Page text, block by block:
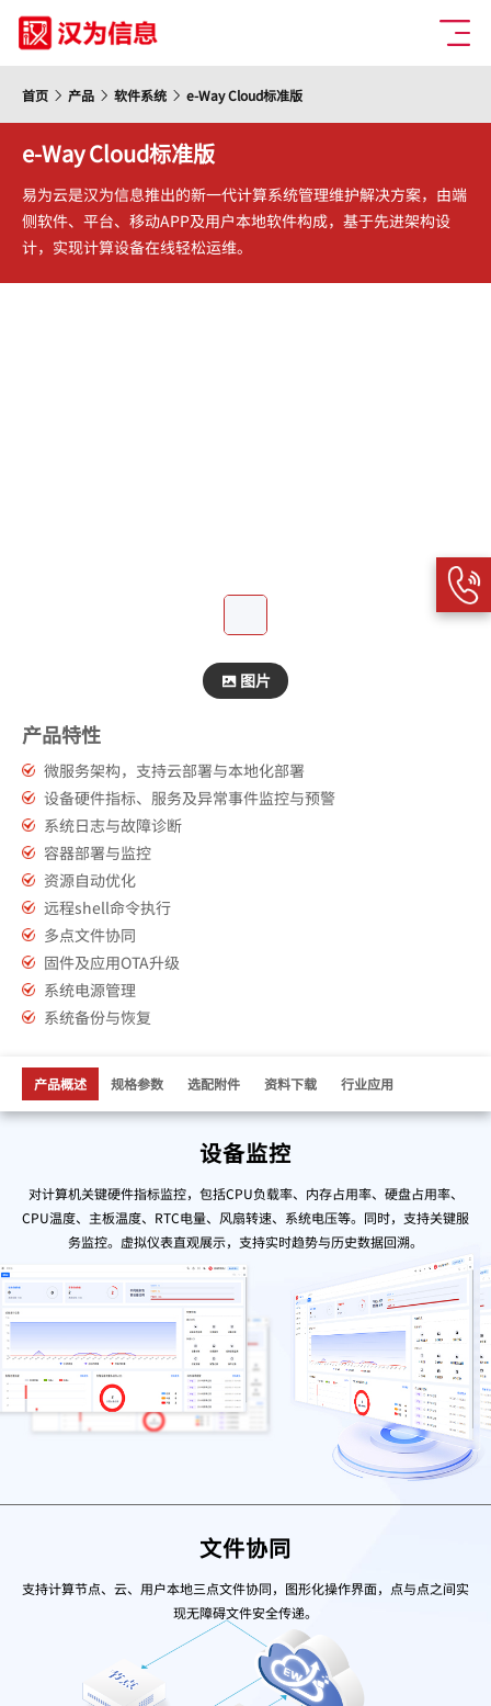
首页 产品 软件系统 e-Way Cloud标准版
e-Way Cloud标准版
易为云是汉为信息推出的新一代计算系统管理维护解决方案，由端
侧软件、平台、移动APP及用户本地软件构成，基于先进架构设
计，实现计算设备在线轻松运维。
图片
产品特性
微服务架构，支持云部署与本地化部署
设备硬件指标、服务及异常事件监控与预警
系统日志与故障诊断
容器部署与监控
资源自动优化
远程shell命令执行
多点文件协同
固件及应用OTA升级
系统电源管理
系统备份与恢复
产品概述 规格参数 选配附件 资料下载 行业应用
设备监控
对计算机关键硬件指标监控，包括CPU负载率、内存占用率、硬盘占用率、
CPU温度、主板温度、RTC电量、风扇转速、系统电压等。同时，支持关键服
务监控。虚拟仪表直观展示，支持实时趋势与历史数据回溯。
文件协同
支持计算节点、云、用户本地三点文件协同，图形化操作界面，点与点之间实
现无障碍文件安全传递。